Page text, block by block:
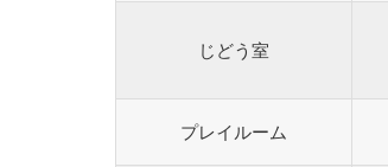
じどう室
プレイルーム